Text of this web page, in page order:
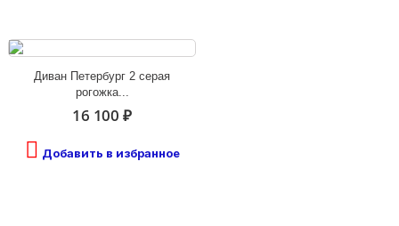
Диван Петербург 2 серая
рогожка...
16 100 ₽
Добавить в избранное